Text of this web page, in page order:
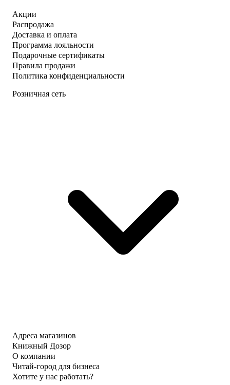
Акции
Распродажа
Доставка и оплата
Программа лояльности
Подарочные сертификаты
Правила продажи
Политика конфиденциальности
Розничная сеть
Адреса магазинов
Книжный Дозор
О компании
Читай-город для бизнеса
Хотите у нас работать?